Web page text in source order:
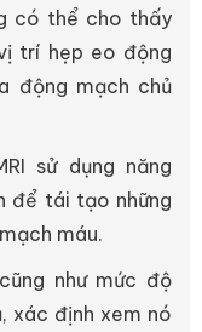
có thể cho thấy
trí hẹp eo động
động mạch chủ
sử dụng năng
để tái tạo những
máu.
như mức độ
xác định xem nó